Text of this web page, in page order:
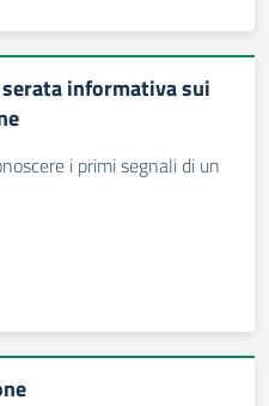
informativa sui
i primi segnali di un